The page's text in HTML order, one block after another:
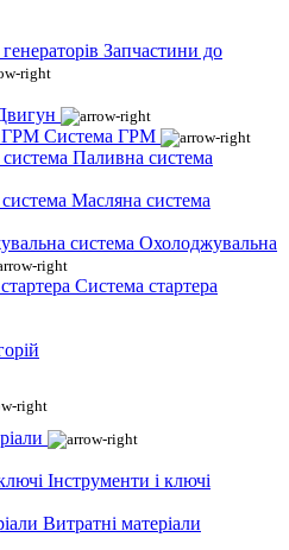
Запчастини до
Система ГРМ
Паливна система
Масляна система
Охолоджувальна
Система стартера
Інструменти і ключі
Витратні матеріали